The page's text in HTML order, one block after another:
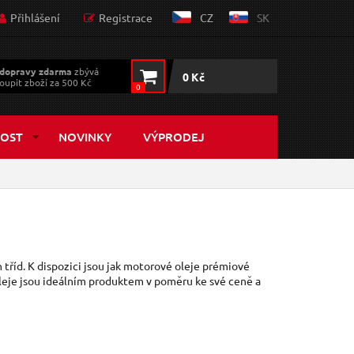
Přihlášení Registrace CZ SK
dopravy zdarma zbývá
zboží za 500 Kč
0
0 Kč
NOVINKY VÝPRODEJ
K dispozici jsou jak motorové oleje prémiové
jsou ideálním produktem v poměru ke své ceně a